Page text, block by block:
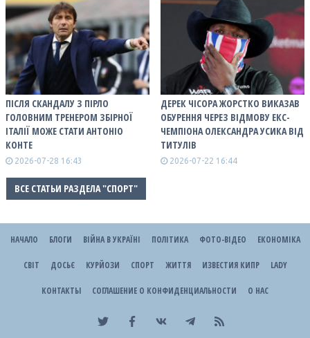
ПІСЛЯ СКАНДАЛУ З ПІРЛО
ГОЛОВНИМ ТРЕНЕРОМ ЗБІРНОЇ
ІТАЛІЇ МОЖЕ СТАТИ АНТОНІО
КОНТЕ
2026-07-28 16:43
ДЕРЕК ЧІСОРА ЖОРСТКО ВИКАЗАВ
ОБУРЕННЯ ЧЕРЕЗ ВІДМОВУ ЕКС-
ЧЕМПІОНА ОЛЕКСАНДРА УСИКА ВІД
ТИТУЛІВ
2026-07-22 16:44
ВСЕ СТАТЬИ РАЗДЕЛА "СПОРТ"
НАЧАЛО БЛОГИ ВІЙНА В УКРАЇНІ ПОЛІТИКА ФОТО-ВІДЕО ЕКОНОМІКА
СВІТ ДОСЬЄ КУРЙОЗИ СПОРТ ЖИТТЯ ИЗВЕСТИЯ КИПР LADY
КОНТАКТЫ СОГЛАШЕНИЕ О КОНФИДЕНЦИАЛЬНОСТИ О НАС